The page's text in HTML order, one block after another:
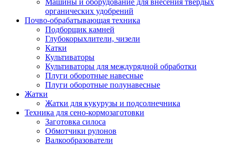
Машины и оборудование для внесения твердых
органических удобрений
Почво-обрабатывающая техника
Подборщик камней
Глубокорыхлители, чизели
Катки
Культиваторы
Культиваторы для междурядной обработки
Плуги оборотные навесные
Плуги оборотные полунавесные
Жатки
Жатки для кукурузы и подсолнечника
Техника для сено-кормозаготовки
Заготовка силоса
Обмотчики рулонов
Валкообразователи